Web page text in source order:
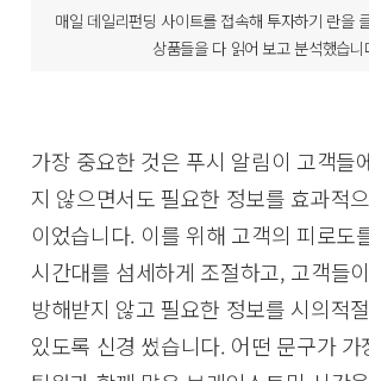
매일 데일리펀딩 사이트를 접속해 투자하기 란을
상품들을 다 읽어 보고 분석했습니
가장 중요한 것은 푸시 알림이 고객들
지 않으면서도 필요한 정보를 효과적
이었습니다. 이를 위해 고객의 피로도
시간대를 섬세하게 조절하고, 고객들
방해받지 않고 필요한 정보를 시의적
있도록 신경 썼습니다. 어떤 문구가 가